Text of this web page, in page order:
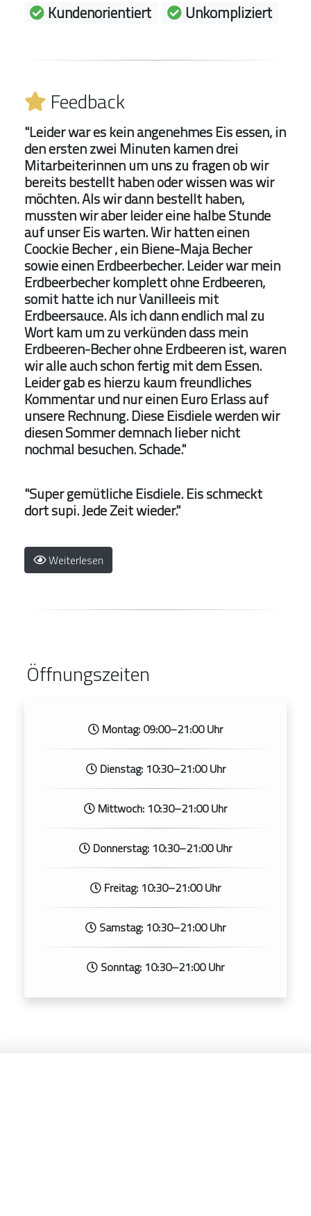
Kundenorientiert
Unkompliziert
Feedback
"Leider war es kein angenehmes Eis essen, in
den ersten zwei Minuten kamen drei
Mitarbeiterinnen um uns zu fragen ob wir
bereits bestellt haben oder wissen was wir
möchten. Als wir dann bestellt haben,
mussten wir aber leider eine halbe Stunde
auf unser Eis warten. Wir hatten einen
Coockie Becher , ein Biene-Maja Becher
sowie einen Erdbeerbecher. Leider war mein
Erdbeerbecher komplett ohne Erdbeeren,
somit hatte ich nur Vanilleeis mit
Erdbeersauce. Als ich dann endlich mal zu
Wort kam um zu verkünden dass mein
Erdbeeren-Becher ohne Erdbeeren ist, waren
wir alle auch schon fertig mit dem Essen.
Leider gab es hierzu kaum freundliches
Kommentar und nur einen Euro Erlass auf
unsere Rechnung. Diese Eisdiele werden wir
diesen Sommer demnach lieber nicht
nochmal besuchen. Schade."
"Super gemütliche Eisdiele. Eis schmeckt
dort supi. Jede Zeit wieder."
Weiterlesen
Öffnungszeiten
Montag: 09:00–21:00 Uhr
Dienstag: 10:30–21:00 Uhr
Mittwoch: 10:30–21:00 Uhr
Donnerstag: 10:30–21:00 Uhr
Freitag: 10:30–21:00 Uhr
Samstag: 10:30–21:00 Uhr
Sonntag: 10:30–21:00 Uhr